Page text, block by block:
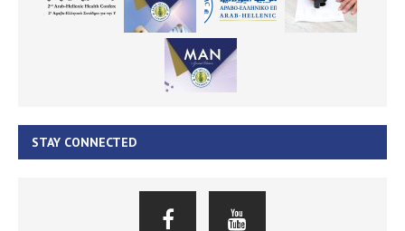
STAY CONNECTED